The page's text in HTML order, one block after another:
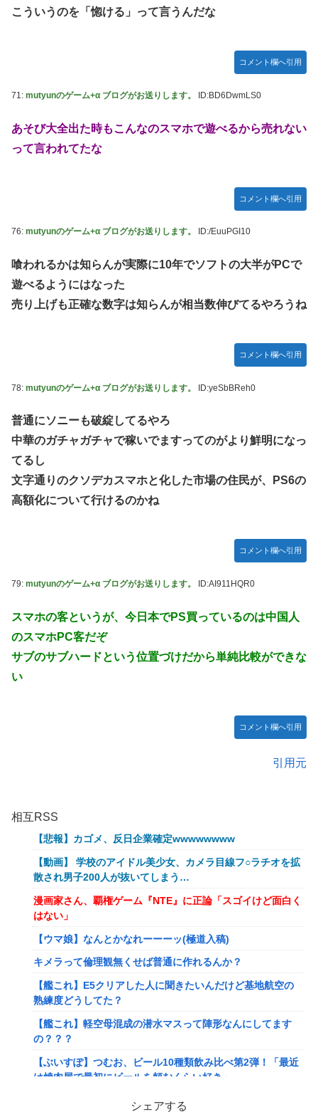
こういうのを「惚ける」って言うんだな
コメント欄へ引用
71: mutyunのゲーム+α ブログがお送りします。 ID:BD6DwmLS0
あそび大全出た時もこんなのスマホで遊べるから売れない
って言われてたな
コメント欄へ引用
76: mutyunのゲーム+α ブログがお送りします。 ID:/EuuPGI10
喰われるかは知らんが実際に10年でソフトの大半がPCで
遊べるようにはなった
売り上げも正確な数字は知らんが相当数伸びてるやろうね
コメント欄へ引用
78: mutyunのゲーム+α ブログがお送りします。 ID:yeSbBReh0
普通にソニーも破綻してるやろ
中華のガチャガチャで稼いでますってのがより鮮明になっ
てるし
文字通りのクソデカスマホと化した市場の住民が、PS6の
高額化について行けるのかね
コメント欄へ引用
79: mutyunのゲーム+α ブログがお送りします。 ID:AI911HQR0
スマホの客というが、今日本でPS買っているのは中国人
のスマホPC客だぞ
サブのサブハードという位置づけだから単純比較ができな
い
コメント欄へ引用
引用元
相互RSS
【悲報】カゴメ、反日企業確定wwwwwwww
【動画】 学校のアイドル美少女、カメラ目線フ○ラチオを拡
散され男子200人が抜いてしまう…
漫画家さん、覇権ゲーム『NTE』に正論「スゴイけど面白く
はない」
【ウマ娘】なんとかなれーーーッ(極道入稿)
キメラって倫理観無くせば普通に作れるんか？
【艦これ】E5クリアした人に聞きたいんだけど基地航空の
熟練度どうしてた？
【艦これ】軽空母混成の潜水マスって陣形なんにしてます
の？？？
【ぶいすぽ】つむお、ビール10種類飲み比べ第2弾！「最近
は焼肉屋で最初にビールを頼むくらい好き」
【にじさんじ】Twitterはもうないよ
シェアする